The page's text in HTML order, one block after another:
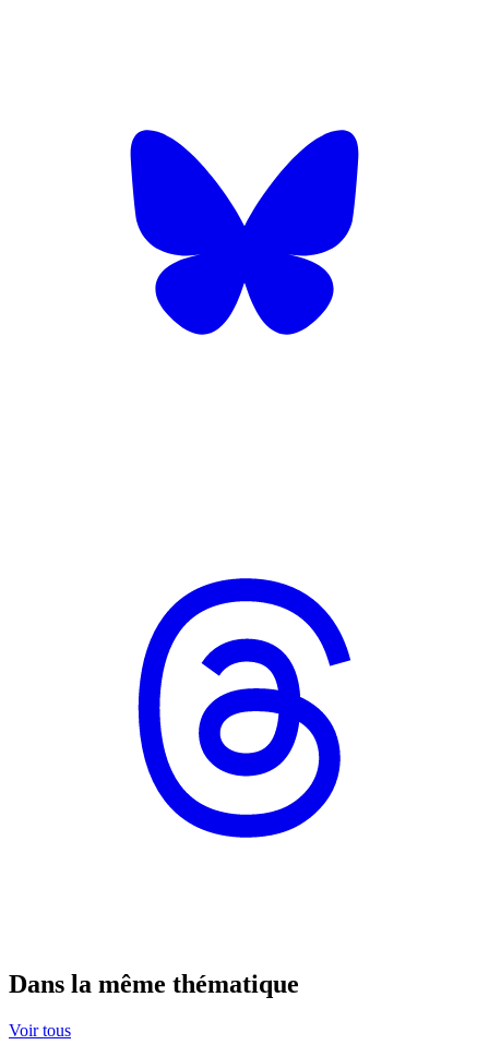
Dans la même thématique
Voir tous